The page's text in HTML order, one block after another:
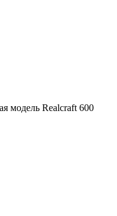
модель Realcraft 600